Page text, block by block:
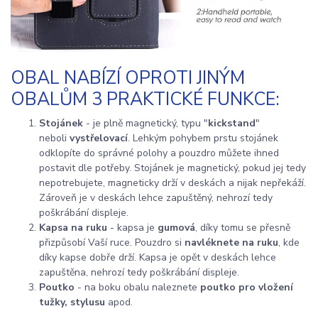
OBAL NABÍZÍ OPROTI JINÝM
OBALŮM 3 PRAKTICKÉ FUNKCE:
Stojánek - je plně magnetický, typu "kickstand"
neboli vystřelovací. Lehkým pohybem prstu stojánek
odklopíte do správné polohy a pouzdro můžete ihned
postavit dle potřeby. Stojánek je magnetický, pokud jej tedy
nepotrebujete, magneticky drží v deskách a nijak nepřekáží.
Zároveň je v deskách lehce zapuštěný, nehrozí tedy
poškrábání displeje.
Kapsa na ruku - kapsa je gumová, díky tomu se přesně
přizpůsobí Vaší ruce. Pouzdro si navléknete na ruku, kde
díky kapse dobře drží. Kapsa je opět v deskách lehce
zapuštěna, nehrozí tedy poškrábání displeje.
Poutko - na boku obalu naleznete poutko pro vložení
tužky, stylusu apod.